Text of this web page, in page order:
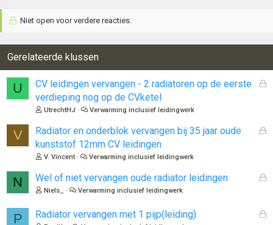
Niet open voor verdere reacties.
Gerelateerde klussen
U
G
o
CV leidingen vervangen - 2 radiatoren op de eerste
verdieping nog op de CVketel
UtrechtHJ Verwarming inclusief leidingwerk
V
G
o
Radiator en onderblok vervangen bij 35 jaar oude
kunststof 12mm CV leidingen
V. Vincent Verwarming inclusief leidingwerk
N
G
Wel of niet vervangen oude radiator leidingen
Niels_ Verwarming inclusief leidingwerk
P
G
Radiator vervangen met 1 pijp(leiding)